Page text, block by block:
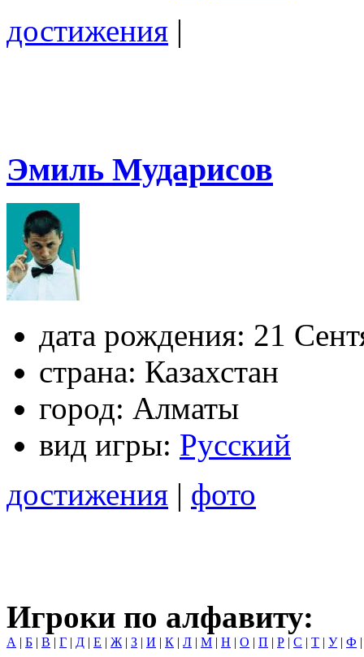
достижения |
Эмиль Мударисов
дата рождения: 21
страна: Казахстан
город: Алматы
вид игры: Русский
достижения | фото
Игроки по алфавиту:
А Б В Г Д Е Ж| З И К Л М Н О П Р С Т У| Ф